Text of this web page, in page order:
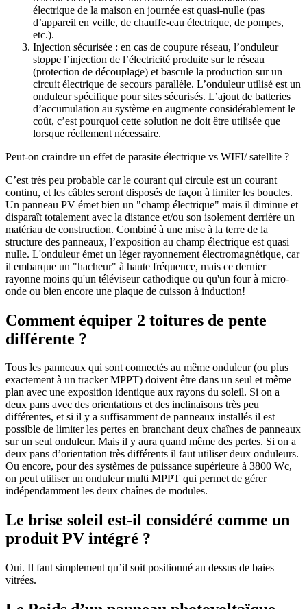
électrique de la maison en journée est quasi-nulle (pas
d’appareil en veille, de chauffe-eau électrique, de pompes,
etc.).
Injection sécurisée : en cas de coupure réseau, l’onduleur
stoppe l’injection de l’électricité produite sur le réseau
(protection de découplage) et bascule la production sur un
circuit électrique de secours parallèle. L’onduleur utilisé est un
onduleur spécifique pour sites sécurisés. L’ajout de batteries
d’accumulation au système en augmente considérablement le
coût, c’est pourquoi cette solution ne doit être utilisée que
lorsque réellement nécessaire.
Peut-on craindre un effet de parasite électrique vs WIFI/ satellite ?
C’est très peu probable car le courant qui circule est un courant
continu, et les câbles seront disposés de façon à limiter les boucles.
Un panneau PV émet bien un "champ électrique" mais il diminue et
disparaît totalement avec la distance et/ou son isolement derrière un
matériau de construction. Combiné à une mise à la terre de la
structure des panneaux, l’exposition au champ électrique est quasi
nulle. L'onduleur émet un léger rayonnement électromagnétique, car
il embarque un "hacheur" à haute fréquence, mais ce dernier
rayonne moins qu'un téléviseur cathodique ou qu'un four à micro-
onde ou bien encore une plaque de cuisson à induction!
Comment équiper 2 toitures de pente
différente ?
Tous les panneaux qui sont connectés au même onduleur (ou plus
exactement à un tracker MPPT) doivent être dans un seul et même
plan avec une exposition identique aux rayons du soleil. Si on a
deux pans avec des orientations et des inclinaisons très peu
différentes, et si il y a suffisamment de panneaux installés il est
possible de limiter les pertes en branchant deux chaînes de panneaux
sur un seul onduleur. Mais il y aura quand même des pertes. Si on a
deux pans d’orientation très différents il faut utiliser deux onduleurs.
Ou encore, pour des systèmes de puissance supérieure à 3800 Wc,
on peut utiliser un onduleur multi MPPT qui permet de gérer
indépendamment les deux chaînes de modules.
Le brise soleil est-il considéré comme un
produit PV intégré ?
Oui. Il faut simplement qu’il soit positionné au dessus de baies
vitrées.